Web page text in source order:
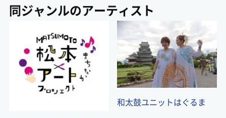
同ジャンルのアーティスト
和太鼓ユニットはぐるま